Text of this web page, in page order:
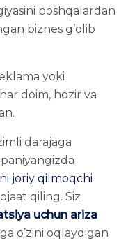
boshqalardan
biznes g’olib
yoki
doim, hozir va
darajaga
joriy qilmoqchi
qiling. Siz
uchun ariza
o’zini oqlaydigan